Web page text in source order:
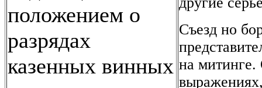
положением о
разрядах
казенных винных
Съезд но
на митинге.